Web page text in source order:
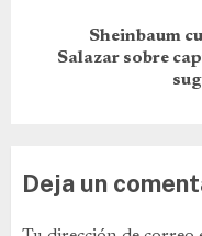
Sheinbaum
Salazar sobre
Deja un